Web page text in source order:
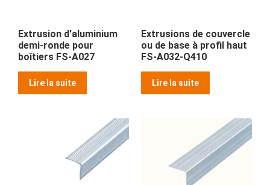
Extrusion d'aluminium
demi-ronde pour
boîtiers FS-A027
Lire la suite
Extrusions de couvercle
ou de base à profil haut
FS-A032-Q410
Lire la suite